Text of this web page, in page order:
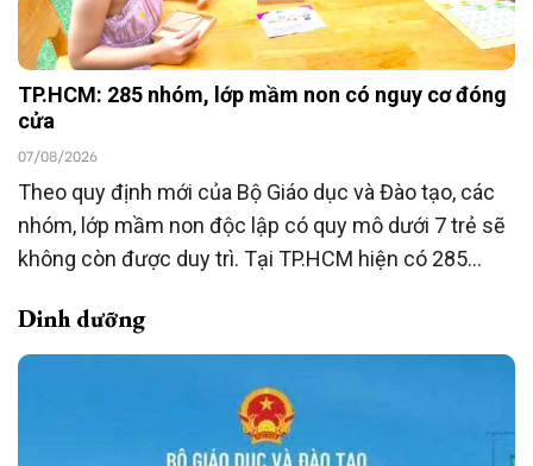
TP.HCM: 285 nhóm, lớp mầm non có nguy cơ đóng
cửa
07/08/2026
Theo quy định mới của Bộ Giáo dục và Đào tạo, các
nhóm, lớp mầm non độc lập có quy mô dưới 7 trẻ sẽ
không còn được duy trì. Tại TP.HCM hiện có 285
chuyển đổi mô hình hoặc chấm dứt hoạt động theo
quy định.
Dinh dưỡng